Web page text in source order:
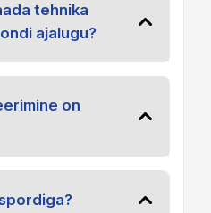
tehnika
ajalugu?
on